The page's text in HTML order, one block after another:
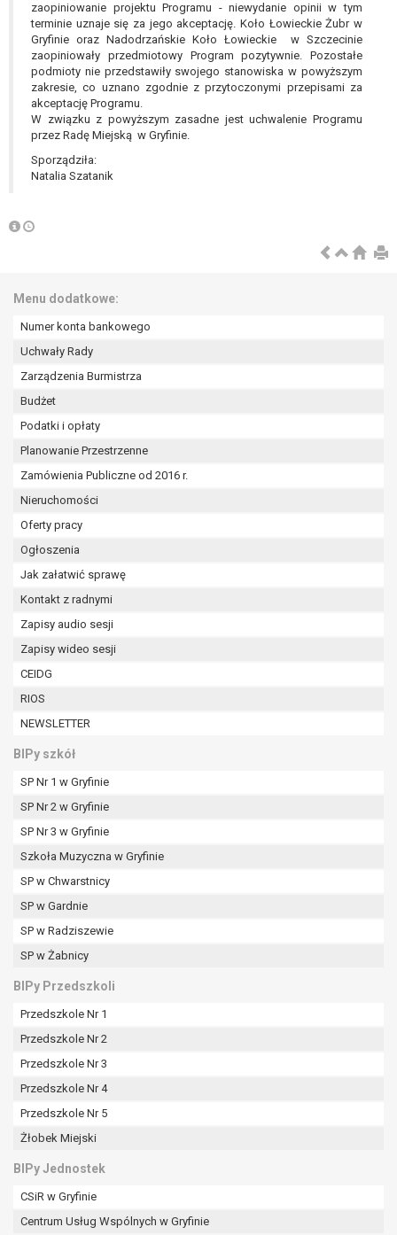
zaopiniowanie projektu Programu - niewydanie opinii w tym
terminie uznaje się za jego akceptację. Koło Łowieckie Żubr w
Gryfinie oraz Nadodrzańskie Koło Łowieckie w Szczecinie
zaopiniowały przedmiotowy Program pozytywnie. Pozostałe
podmioty nie przedstawiły swojego stanowiska w powyższym
zakresie, co uznano zgodnie z przytoczonymi przepisami za
akceptację Programu.
W związku z powyższym zasadne jest uchwalenie Programu
przez Radę Miejską w Gryfinie.
Sporządziła:
Natalia Szatanik
Menu dodatkowe:
Numer konta bankowego
Uchwały Rady
Zarządzenia Burmistrza
Budżet
Podatki i opłaty
Planowanie Przestrzenne
Zamówienia Publiczne od 2016 r.
Nieruchomości
Oferty pracy
Ogłoszenia
Jak załatwić sprawę
Kontakt z radnymi
Zapisy audio sesji
Zapisy wideo sesji
CEIDG
RIOS
NEWSLETTER
BIPy szkół
SP Nr 1 w Gryfinie
SP Nr 2 w Gryfinie
SP Nr 3 w Gryfinie
Szkoła Muzyczna w Gryfinie
SP w Chwarstnicy
SP w Gardnie
SP w Radziszewie
SP w Żabnicy
BIPy Przedszkoli
Przedszkole Nr 1
Przedszkole Nr 2
Przedszkole Nr 3
Przedszkole Nr 4
Przedszkole Nr 5
Żłobek Miejski
BIPy Jednostek
CSiR w Gryfinie
Centrum Usług Wspólnych w Gryfinie